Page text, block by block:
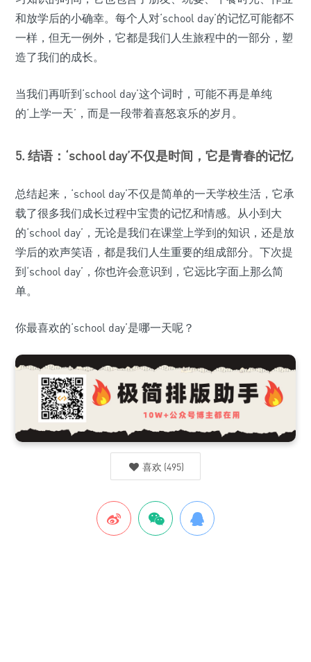
和放学后的小确幸。每个人对‘school day’的记忆可能都不
一样，但无一例外，它都是我们人生旅程中的一部分，塑
造了我们的成长。
当我们再听到‘school day’这个词时，可能不再是单纯
的‘上学一天’，而是一段带着喜怒哀乐的岁月。
5. 结语：‘school day’不仅是时间，它是青春的记忆
总结起来，‘school day’不仅是简单的一天学校生活，它承
载了很多我们成长过程中宝贵的记忆和情感。从小到大
的‘school day’，无论是我们在课堂上学到的知识，还是放
学后的欢声笑语，都是我们人生重要的组成部分。下次提
到‘school day’，你也许会意识到，它远比字面上那么简
单。
你最喜欢的‘school day’是哪一天呢？
喜欢 (495)